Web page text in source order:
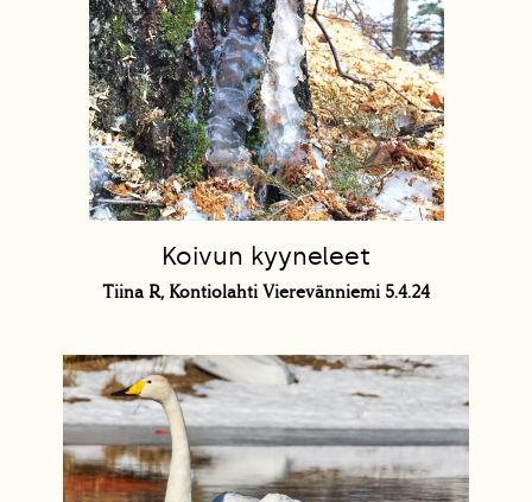
Koivun kyyneleet
Tiina R, Kontiolahti Vierevänniemi 5.4.24